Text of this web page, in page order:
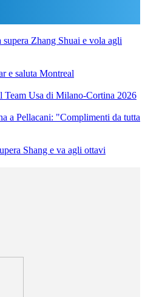
Zhang Shuai e vola agli
e saluta Montreal
Team Usa di Milano-Cortina 2026
a Pellacani: "Complimenti da tutta
Shang e va agli ottavi